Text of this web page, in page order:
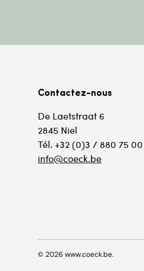
Contactez-nous
De Laetstraat 6
2845 Niel
Tél. +32 (0)3 / 880 75 00
info@coeck.be
© 2026 www.coeck.be.